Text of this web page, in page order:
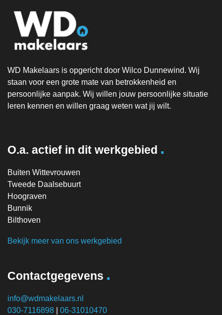
WD Makelaars is opgericht door Wilco Dunnewind. Wij
staan voor een grote mate van betrokkenheid en
persoonlijke aanpak. Wij willen jouw persoonlijke situatie
leren kennen en willen graag weten wat jij wilt.
O.a. actief in dit werkgebied .
Buiten Wittevrouwen
Tweede Daalsebuurt
Hoograven
Bunnik
Bilthoven
Bekijk meer van ons werkgebied
Contactgegevens .
info@wdmakelaars.nl
030-7116898
06-31010470